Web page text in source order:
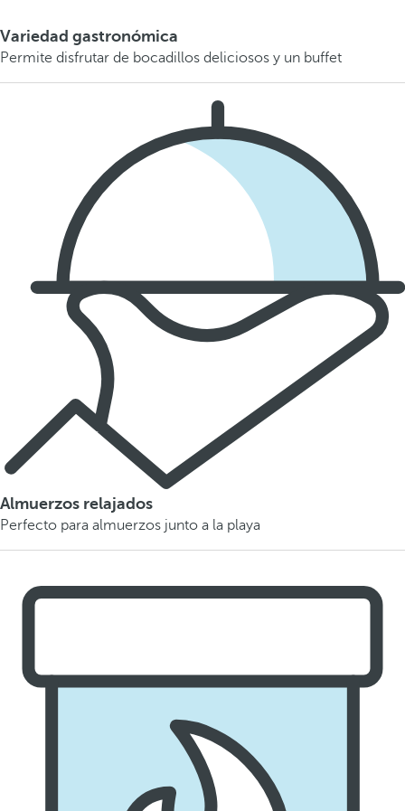
Variedad gastronómica
Permite disfrutar de bocadillos deliciosos y un buffet
Almuerzos relajados
Perfecto para almuerzos junto a la playa